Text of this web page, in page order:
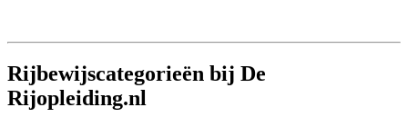
Rijbewijscategorieën bij De
Rijopleiding.nl